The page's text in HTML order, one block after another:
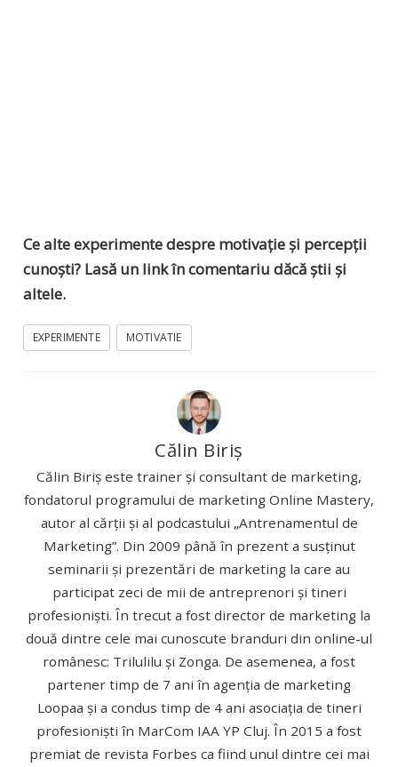
Ce alte experimente despre motivație și percepții
cunoști? Lasă un link în comentariu dăcă știi și
altele.
EXPERIMENTE MOTIVATIE
Călin Biriș
Călin Biriș este trainer și consultant de marketing,
fondatorul programului de marketing Online Mastery,
autor al cărții și al podcastului „Antrenamentul de
Marketing”. Din 2009 până în prezent a susținut
seminarii și prezentări de marketing la care au
participat zeci de mii de antreprenori și tineri
profesioniști. În trecut a fost director de marketing la
două dintre cele mai cunoscute branduri din online-ul
românesc: Trilulilu și Zonga. De asemenea, a fost
partener timp de 7 ani în agenția de marketing
Loopaa și a condus timp de 4 ani asociația de tineri
profesioniști în MarCom IAA YP Cluj. În 2015 a fost
premiat de revista Forbes ca fiind unul dintre cei mai